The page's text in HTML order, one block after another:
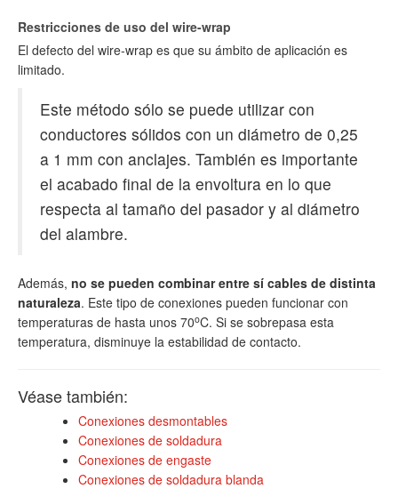
Restricciones de uso del wire-wrap
El defecto del wire-wrap es que su ámbito de aplicación es
limitado.
Este método sólo se puede utilizar con
conductores sólidos con un diámetro de 0,25
a 1 mm con anclajes. También es importante
el acabado final de la envoltura en lo que
respecta al tamaño del pasador y al diámetro
del alambre.
Además, no se pueden combinar entre sí cables de distinta
naturaleza. Este tipo de conexiones pueden funcionar con
temperaturas de hasta unos 70oC. Si se sobrepasa esta
temperatura, disminuye la estabilidad de contacto.
Véase también:
Conexiones desmontables
Conexiones de soldadura
Conexiones de engaste
Conexiones de soldadura blanda